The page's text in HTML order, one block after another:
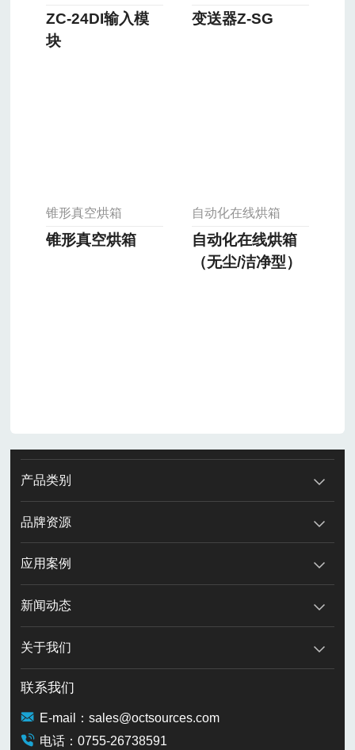
ZC-24DI输入模
块
变送器Z-SG
锥形真空烘箱
锥形真空烘箱
自动化在线烘箱
自动化在线烘箱
（无尘/洁净型）
产品类别
品牌资源
应用案例
新闻动态
关于我们
联系我们
E-mail：sales@octsources.com
电话：0755-26738591